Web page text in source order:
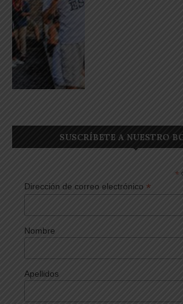
SUSCRÍBETE A NUESTRO
*
Dirección de correo electrónico *
Nombre
Apellidos